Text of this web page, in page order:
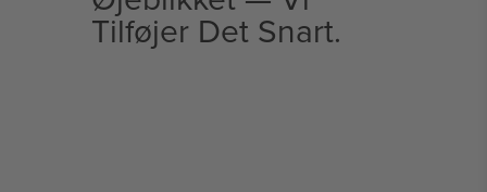
Tilføjer Det Snart.